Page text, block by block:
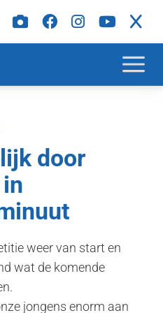
door
weer van start en
wat de komende
jongens enorm aan